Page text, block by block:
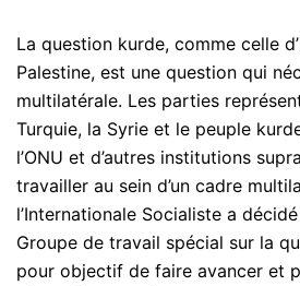
La question kurde, comme celle
Palestine, est une question qui
multilatérale. Les parties
Turquie, la Syrie et le peuple
l’ONU et d’autres institutions
travailler au sein d’un cadre
l’Internationale Socialiste a
Groupe de travail spécial sur la
pour objectif de faire avancer et